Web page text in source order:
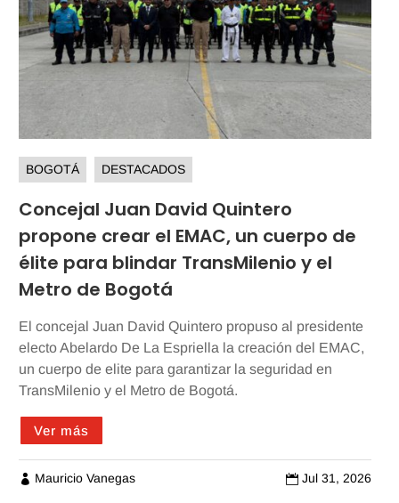
BOGOTÁ DESTACADOS
Concejal Juan David Quintero
propone crear el EMAC, un cuerpo de
élite para blindar TransMilenio y el
Metro de Bogotá
El concejal Juan David Quintero propuso al presidente
electo Abelardo De La Espriella la creación del EMAC,
un cuerpo de elite para garantizar la seguridad en
TransMilenio y el Metro de Bogotá.
Ver más
 Mauricio Vanegas  Jul 31, 2026